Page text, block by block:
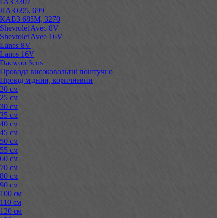
ЛАЗ 695, 699
КАВЗ 685М, 3270
Shevrolet Aveo 8V
Shevrolet Aveo 16V
Lanos 8V
Lanos 16V
Daewoo Sens
Провода високовольтні поштучно
Провід мідний, коричневий
20 см
25 см
30 см
35 см
40 см
45 см
50 см
55 см
60 см
70 см
80 см
90 см
100 см
110 см
120 см